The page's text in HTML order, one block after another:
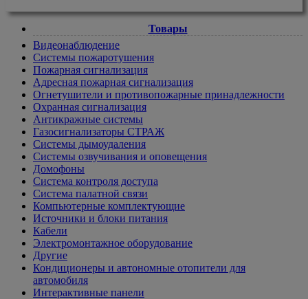
Товары
Видеонаблюдение
Системы пожаротушения
Пожарная сигнализация
Адресная пожарная сигнализация
Огнетушители и противопожарные принадлежности
Охранная сигнализация
Антикражные системы
Газосигнализаторы СТРАЖ
Системы дымоудаления
Системы озвучивания и оповещения
Домофоны
Система контроля доступа
Система палатной связи
Компьютерные комплектующие
Источники и блоки питания
Кабели
Электромонтажное оборудование
Другие
Кондиционеры и автономные отопители для
автомобиля
Интерактивные панели